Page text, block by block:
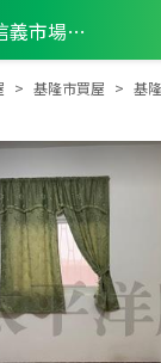
信義市場旁公寓
基隆市買屋 基